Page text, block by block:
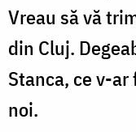
Vreau să vă
din Cluj.
Stanca, ce v-
noi.